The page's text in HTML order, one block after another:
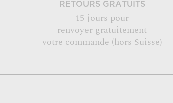
RETOURS GRATUITS
15 jours pour
renvoyer gratuitement
votre commande (hors Suisse)